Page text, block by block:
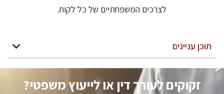
לצרכים המשפחתיים של כל לקוח.
תוכן עניינים
זקוקים לעורך דין או לייעוץ משפטי?